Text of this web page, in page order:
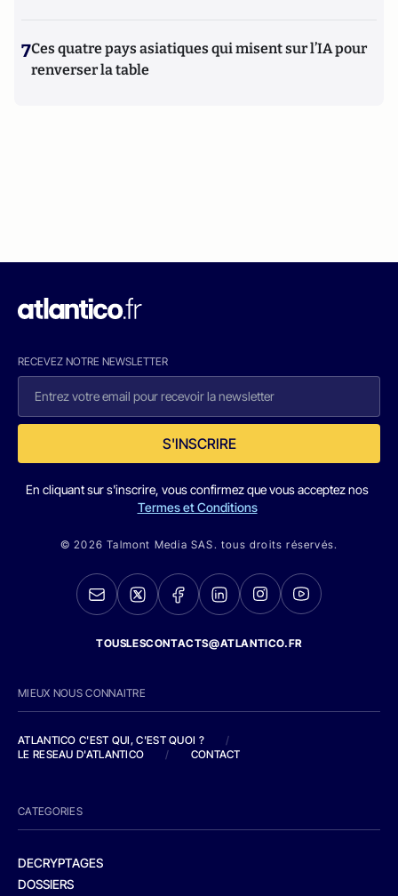
7Ces quatre pays asiatiques qui misent sur l’IA pour
renverser la table
RECEVEZ NOTRE NEWSLETTER
S'INSCRIRE
En cliquant sur s'inscrire, vous confirmez que vous acceptez nos
Termes et Conditions
© 2026 Talmont Media SAS. tous droits réservés.
TOUSLESCONTACTS@ATLANTICO.FR
MIEUX NOUS CONNAITRE
ATLANTICO C'EST QUI, C'EST QUOI ?
/
LE RESEAU D'ATLANTICO
/ CONTACT
CATEGORIES
DECRYPTAGES
DOSSIERS